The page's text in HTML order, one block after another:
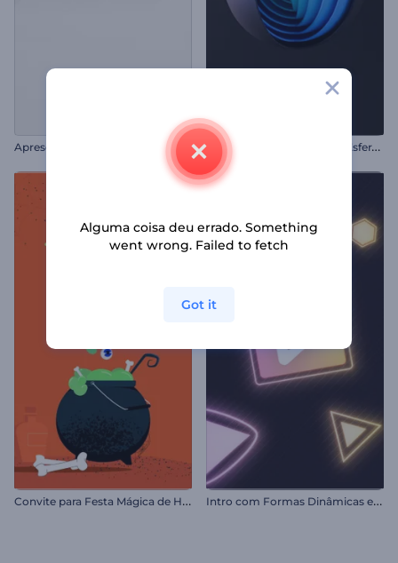
A
presentação de Logo de Esfera em Camadas
C
onvite para Festa Mágica de Halloween I
ntro com Formas Dinâmicas em Neon
Alguma coisa deu errado. Something
went wrong. Failed to fetch
Got it